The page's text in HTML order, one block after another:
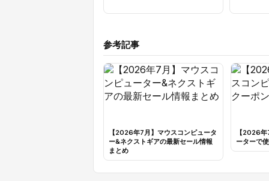
参考記事
【2026年7月】マウスコンピュータ
ー&ネクストギアの最新セール情報
まとめ
【2026
ーターで